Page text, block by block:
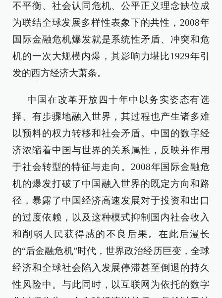
不平衡、社会认同危机、公平正义理念缺位成
为联结全球发展多样性表象下的共性，2008年
国际金融危机爆发就是系统性矛盾、冲突和危
机的一次大规模内爆，其影响力堪比1929年引
发的西方经济大萧条。
中国在改革开放四十年中以务实姿态有选
择、有步骤地融入世界，其过程也产生诸多难
以预料的权力转移和社会矛盾。中国的数字经
济浓缩着中国与世界的关系属性，反映并作用
于社会转型的特征与走向。2008年国际金融危
机的爆发打破了中国融入世界的既定方向和路
径，暴露了中国经济高速发展对于投资和出口
的过度依赖，以及这种模式抑制国内社会收入
和削弱人民获得感的不良后果。在此后漫长
的“后金融危机”时代，世界政治经历巨变，全球
经济和全球社会陷入发展停滞甚至倒退的持久
性风险中。与此同时，以互联网为依托的数字